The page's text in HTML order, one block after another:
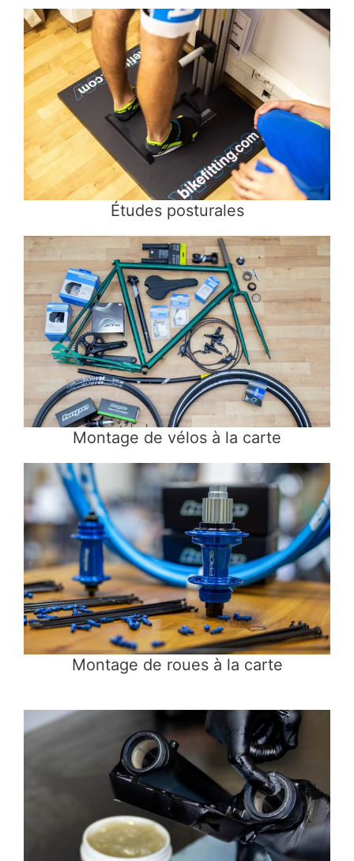
Études posturales
Montage de vélos à la carte
Montage de roues à la carte